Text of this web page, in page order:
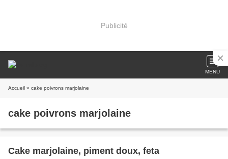
Publicité
MENU
Accueil » cake poivrons marjolaine
cake poivrons marjolaine
Cake marjolaine, piment doux, feta